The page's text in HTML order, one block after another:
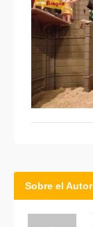
Sobre el Autor